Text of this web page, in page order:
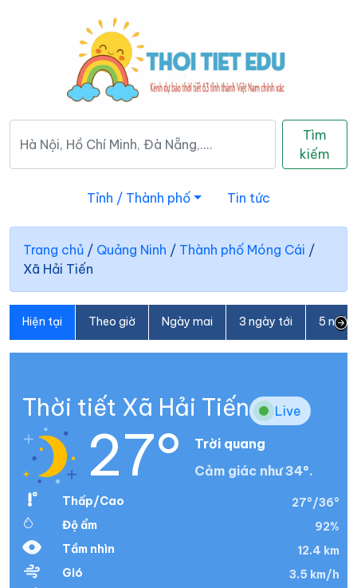
Tìm
kiếm
Tỉnh / Thành phố Tin tức
Trang chủ / Quảng Ninh / Thành phố Móng Cái /
Xã Hải Tiến
Hiện tại Theo giờ Ngày mai 3 ngày tới 5
Thời tiết Xã Hải Tiến Live
27°
Trời quang
Cảm giác như 34°.
Thấp/Cao
27°/36°
Độ ẩm
92%
Tầm nhìn
12.4 km
Gió
3.5 km/h